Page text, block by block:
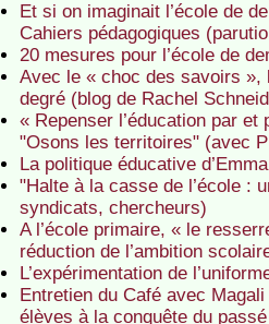
Et si on imaginait l’école de
Cahiers pédagogiques
20 mesures pour l’école de
Avec le « choc des savoirs »,
degré (blog de Rachel
« Repenser l’éducation par
"Osons les territoires" (avec
La politique éducative
"Halte à la casse de l’école :
syndicats, chercheurs)
A l’école primaire, « le
réduction de l’ambition
L’expérimentation de
Entretien du Café avec
élèves à la conquête du